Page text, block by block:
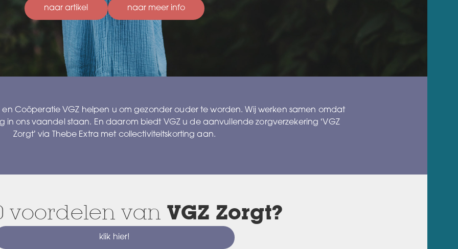
naar artikel naar meer info
Coöperatie VGZ helpen u om gezonder ouder te worden. Wij werken samen omdat
in ons vaandel staan. En daarom biedt VGZ u de aanvullende zorgverzekering ‘VGZ
Zorgt’ via Thebe Extra met collectiviteitskorting aan.
voordelen van VGZ Zorgt?
klik hier!